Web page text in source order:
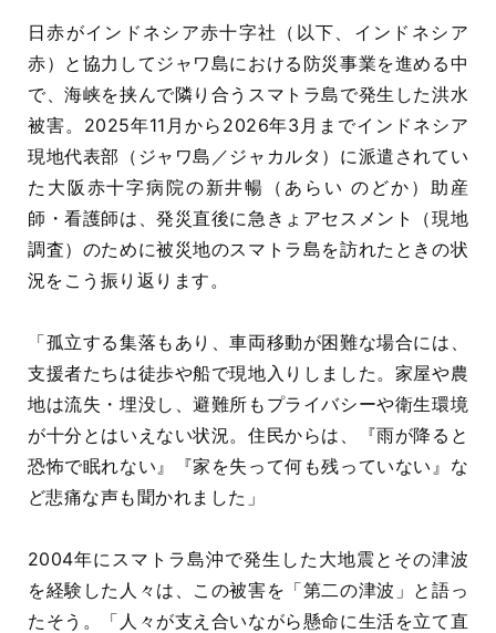
日赤がインドネシア赤十字社（以下、インドネシア
赤）と協力してジャワ島における防災事業を進める中
で、海峡を挟んで隣り合うスマトラ島で発生した洪水
被害。2025年11月から2026年3月までインドネシア
現地代表部（ジャワ島／ジャカルタ）に派遣されてい
た大阪赤十字病院の新井暢（あらい のどか）助産
師・看護師は、発災直後に急きょアセスメント（現地
調査）のために被災地のスマトラ島を訪れたときの状
況をこう振り返ります。
「孤立する集落もあり、車両移動が困難な場合には、
支援者たちは徒歩や船で現地入りしました。家屋や農
地は流失・埋没し、避難所もプライバシーや衛生環境
が十分とはいえない状況。住民からは、『雨が降ると
恐怖で眠れない』『家を失って何も残っていない』な
ど悲痛な声も聞かれました」
2004年にスマトラ島沖で発生した大地震とその津波
を経験した人々は、この被害を「第二の津波」と語っ
たそう。「人々が支え合いながら懸命に生活を立て直